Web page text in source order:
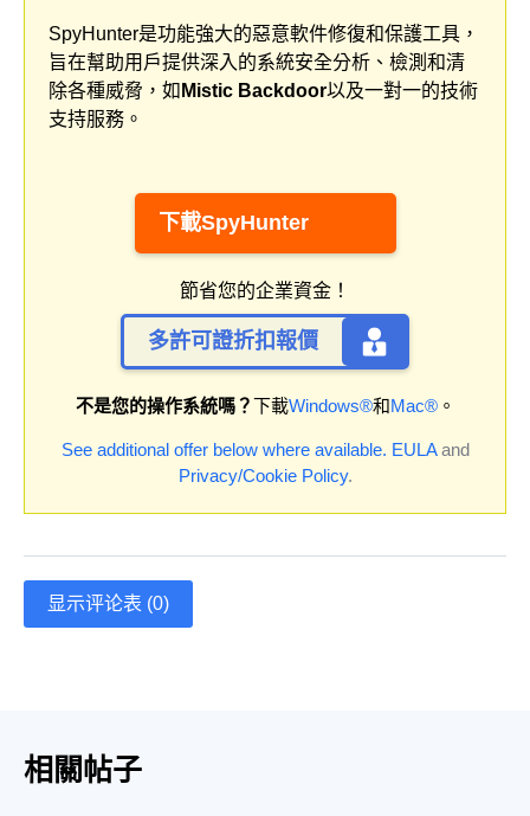
SpyHunter是功能強大的惡意軟件修復和保護工具，
旨在幫助用戶提供深入的系統安全分析、檢測和清
除各種威脅，如 Mistic Backdoor以及一對一的技術
支持服務。
下載SpyHunter
節省您的企業資金！
多許可證折扣報價
不是您的操作系統嗎？下載Windows®和Mac®。
See additional offer below where available. EULAand
Privacy/Cookie Policy.
显示评论表 (0)
相關帖子